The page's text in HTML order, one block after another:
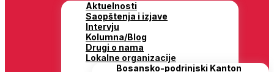
Aktuelnosti
Saopštenja i izjave
Intervju
Kolumna/Blog
Drugi o nama
Lokalne organizacije
Bosansko-podrinjski Kanton